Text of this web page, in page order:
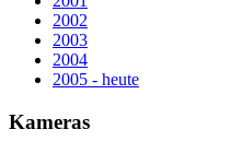
2002
2003
2004
2005 - heute
Kameras